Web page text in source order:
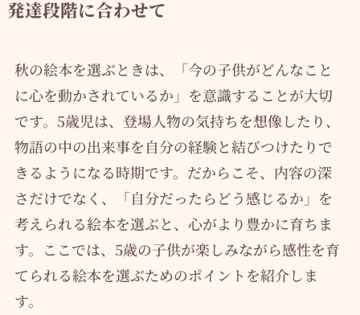
発達段階に合わせて
秋の絵本を選ぶときは、「今の子供がどんなこと
に心を動かされているか」を意識することが大切
です。5歳児は、登場人物の気持ちを想像したり、
物語の中の出来事を自分の経験と結びつけたりで
きるようになる時期です。だからこそ、内容の深
さだけでなく、「自分だったらどう感じるか」を
考えられる絵本を選ぶと、心がより豊かに育ちま
す。ここでは、5歳の子供が楽しみながら感性を育
てられる絵本を選ぶためのポイントを紹介しま
す。